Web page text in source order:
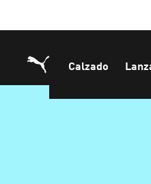
Calzado